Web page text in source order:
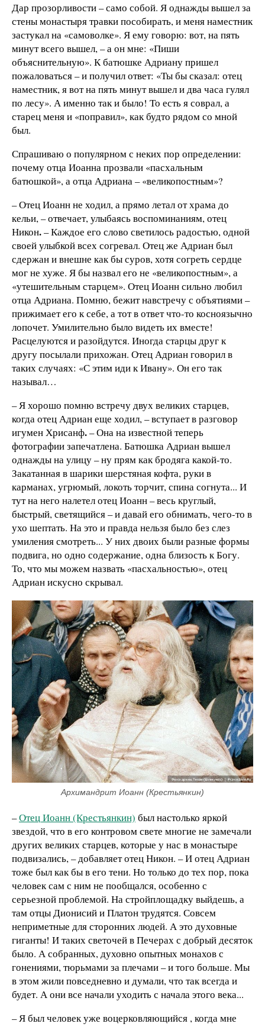
Дар прозорливости – само собой. Я однажды вышел за
стены монастыря травки пособирать, и меня наместник
застукал на «самоволке». Я ему говорю: вот, на пять
минут всего вышел, – а он мне: «Пиши
объяснительную». К батюшке Адриану пришел
пожаловаться – и получил ответ: «Ты бы сказал: отец
наместник, я вот на пять минут вышел и два часа гулял
по лесу». А именно так и было! То есть я соврал, а
старец меня и «поправил», как будто рядом со мной
был.
Спрашиваю о популярном с неких пор определении:
почему отца Иоанна прозвали «пасхальным
батюшкой», а отца Адриана – «великопостным»?
– Отец Иоанн не ходил, а прямо летал от храма до
кельи, – отвечает, улыбаясь воспоминаниям, отец
Никон.– Каждое его слово светилось радостью, одной
своей улыбкой всех согревал. Отец же Адриан был
сдержан и внешне как бы суров, хотя согреть сердце
мог не хуже. Я бы назвал его не «великопостным», а
«утешительным старцем». Отец Иоанн сильно любил
отца Адриана. Помню, бежит навстречу с объятиями –
прижимает его к себе, а тот в ответ что-то косноязычно
лопочет. Умилительно было видеть их вместе!
Расцелуются и разойдутся. Иногда старцы друг к
другу посылали прихожан. Отец Адриан говорил в
таких случаях: «С этим иди к Ивану». Он его так
называл…
– Я хорошо помню встречу двух великих старцев,
когда отец Адриан еще ходил, – вступает в разговор
игумен Хрисанф.– Она на известной теперь
фотографии запечатлена. Батюшка Адриан вышел
однажды на улицу – ну прям как бродяга какой-то.
Закатанная в шарики шерстяная кофта, руки в
карманах, угрюмый, локоть торчит, спина согнута... И
тут на него налетел отец Иоанн – весь круглый,
быстрый, светящийся – и давай его обнимать, чего-то в
ухо шептать. На это и правда нельзя было без слез
умиления смотреть... У них двоих были разные формы
подвига, но одно содержание, одна близость к Богу.
То, что мы можем назвать «пасхальностью», отец
Адриан искусно скрывал.
Архимандрит Иоанн (Крестьянкин)
–Отец Иоанн (Крестьянкин) был настолько яркой
звездой, что в его контровом свете многие не замечали
других великих старцев, которые у нас в монастыре
подвизались, – добавляет отец Никон. – И отец Адриан
тоже был как бы в его тени. Но только до тех пор, пока
человек сам с ним не пообщался, особенно с
серьезной проблемой. На стройплощадку выйдешь, а
там отцы Дионисий и Платон трудятся. Совсем
неприметные для сторонних людей. А это духовные
гиганты! И таких светочей в Печерах с добрый десяток
было. А собранных, духовно опытных монахов с
гонениями, тюрьмами за плечами – и того больше. Мы
в этом жили повседневно и думали, что так всегда и
будет. А они все начали уходить с начала этого века...
– Я был человек уже воцерковляющийся , когда мне